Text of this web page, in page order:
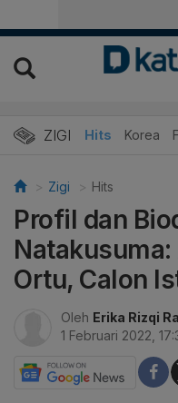
ZIGI Hits Korea
Zigi Hits
Profil dan
Ortu, Calon
Oleh Erika Rizqi
1 Februari 2022,